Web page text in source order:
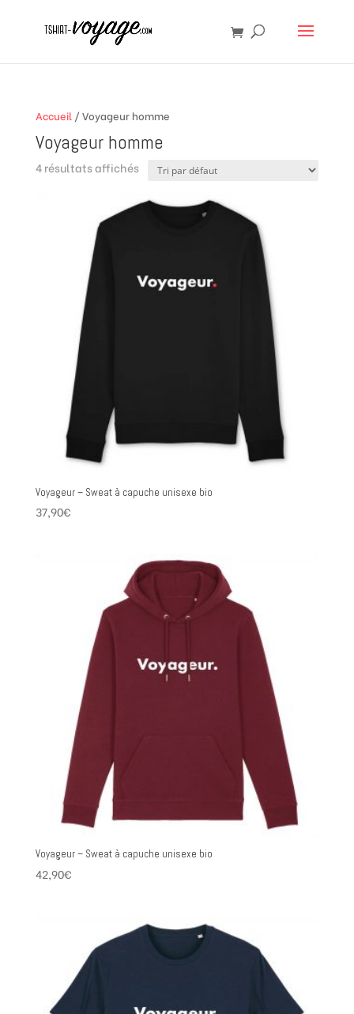
Accueil / Voyageur homme
Voyageur homme
4 résultats affichés
Voyageur – Sweat à capuche unisexe bio
37,90€
Voyageur – Sweat à capuche unisexe bio
42,90€